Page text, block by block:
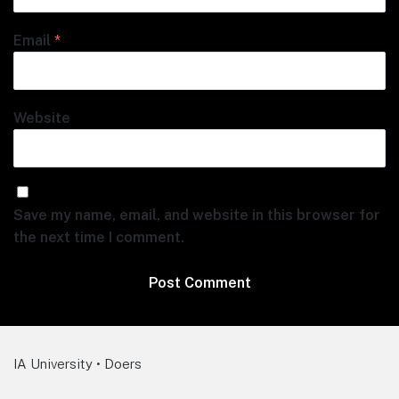
Email *
Website
Save my name, email, and website in this browser for
the next time I comment.
IA University • Doers